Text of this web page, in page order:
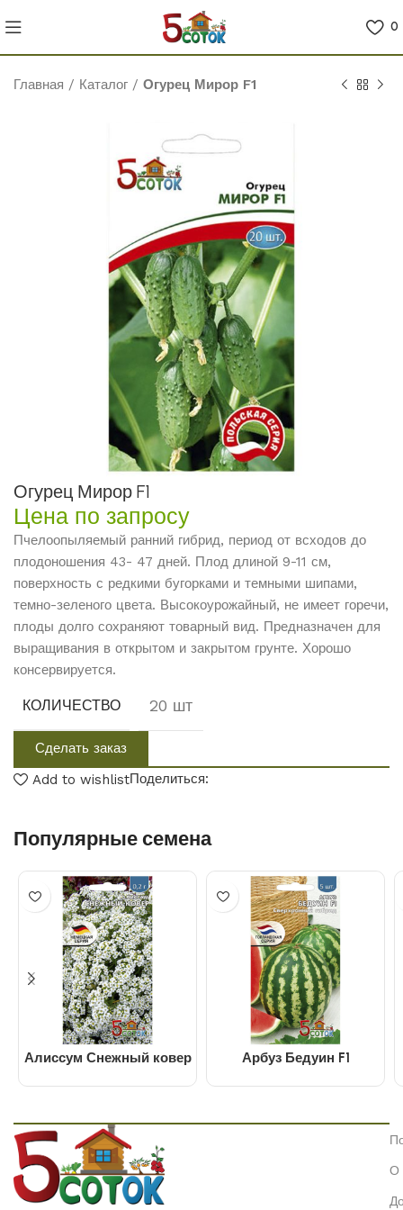
0
Главная / Каталог / Огурец Мирор F1
Огурец Мирор F1
Цена по запросу
Пчелоопыляемый ранний гибрид, период от всходов до
плодоношения 43- 47 дней. Плод длиной 9-11 см,
поверхность с редкими бугорками и темными шипами,
темно-зеленого цвета. Высокоурожайный, не имеет горечи,
плоды долго сохраняют товарный вид. Предназначен для
выращивания в открытом и закрытом грунте. Хорошо
консервируется.
КОЛИЧЕСТВО 20 шт
Сделать заказ
Add to wishlistПоделиться:
Популярные семена
Алиссум Снежный ковер Арбуз Бедуин F1
О